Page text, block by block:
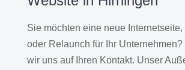
Sie möchten eine neue Internetseite,
oder Relaunch für Ihr Unternehmen?
wir uns auf Ihren Kontakt. Unser